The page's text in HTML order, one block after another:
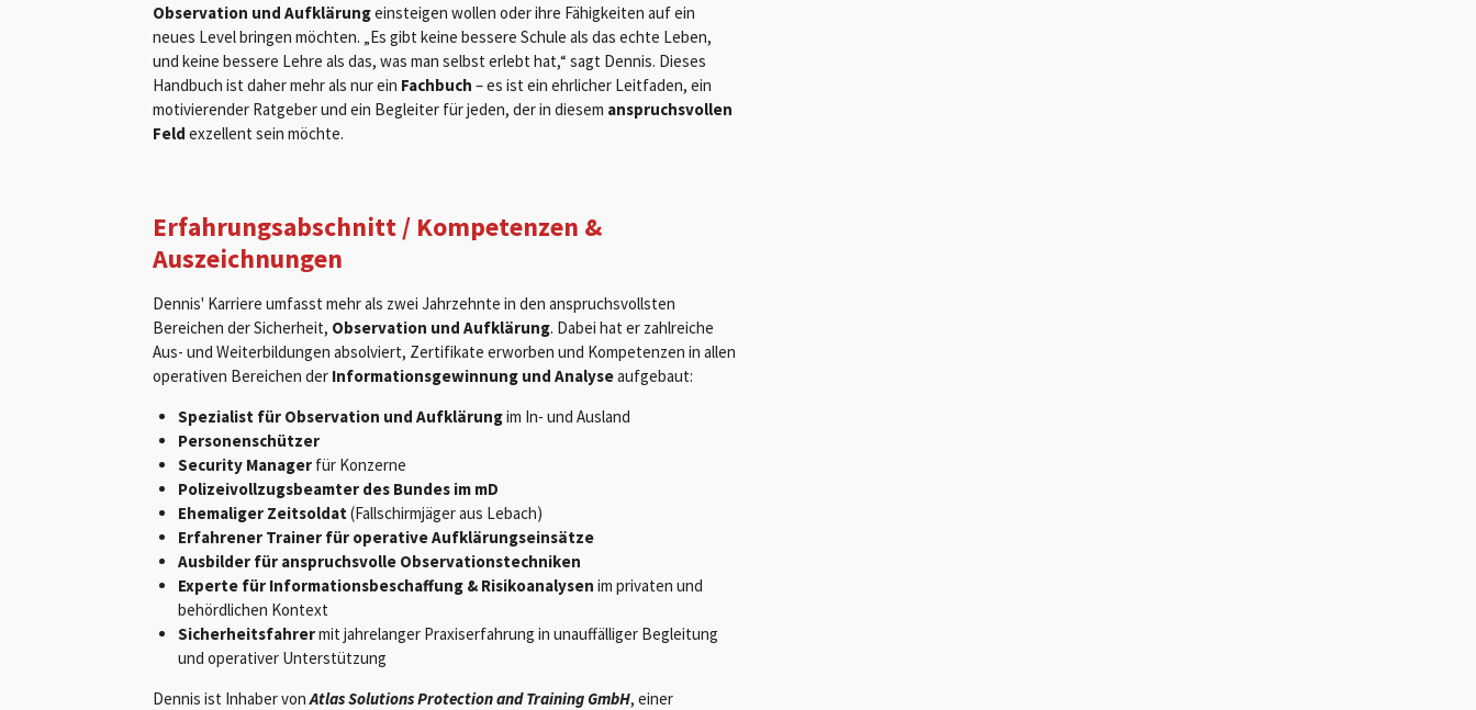
Observation und Aufklärungeinsteigen wollen oder ihre Fähigkeiten auf ein
neues Level bringen möchten. „Es gibt keine bessere Schule als das echte Leben,
und keine bessere Lehre als das, was man selbst erlebt hat,“ sagt Dennis. Dieses
Handbuch ist daher mehr als nur ein Fachbuch – es ist ein ehrlicher Leitfaden, ein
motivierender Ratgeber und ein Begleiter für jeden, der in diesem anspruchsvollen
Feld exzellent sein möchte.
Erfahrungsabschnitt / Kompetenzen &
Auszeichnungen
Dennis' Karriere umfasst mehr als zwei Jahrzehnte in den anspruchsvollsten
Bereichen der Sicherheit, Observation und Aufklärung. Dabei hat er zahlreiche
Aus- und Weiterbildungen absolviert, Zertifikate erworben und Kompetenzen in allen
operativen Bereichen der Informationsgewinnung und Analyseaufgebaut:
Spezialist für Observation und Aufklärungim In- und Ausland
Personenschützer
Security Managerfür Konzerne
Polizeivollzugsbeamter des Bundes im mD
Ehemaliger Zeitsoldat (Fallschirmjäger aus Lebach)
Erfahrener Trainer für operative Aufklärungseinsätze
Ausbilder für anspruchsvolle Observationstechniken
Experte für Informationsbeschaffung & Risikoanalysen im privaten und
behördlichen Kontext
Sicherheitsfahrermit jahrelanger Praxiserfahrung in unauffälliger Begleitung
und operativer Unterstützung
Dennis ist Inhaber vonAtlas Solutions Protection and Training GmbH, einer